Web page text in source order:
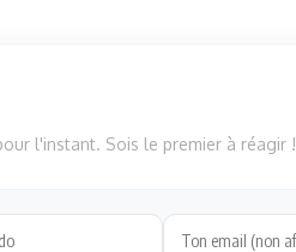
l'instant. Sois le premier à réagir !